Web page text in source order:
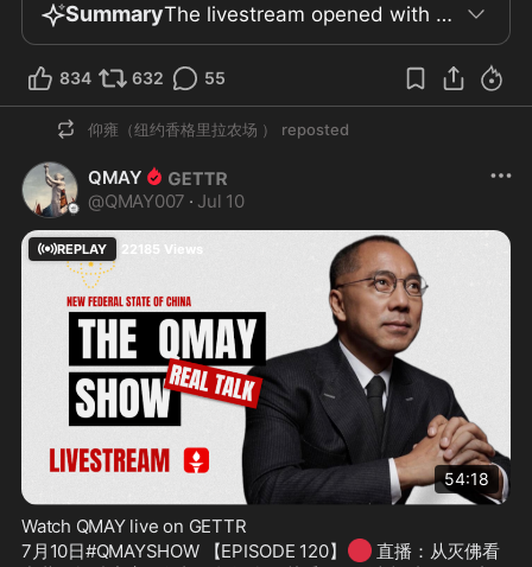
Summary The livestream opened with a detailed account of the 1975 Banqiao Dam disaster in Henan, China. Built in 1952 with inadequate engineering and completed in just 14 months, the dam catastrophically failed during Typhoon Nina after days of extreme rainfall that far exceeded design limits. Initial requests to release water were denied, and floodgates became blocked by silt, preventing effective discharge. The collapse unleashed 700 million cubic meters of water at high speed, destroying over 61 additional dams downstream, flooding 12,000 square kilometers, and leaving more than a million people stranded. Secondary deaths from disease and famine followed, bringing the estimated total death toll to around 240,000. For decades, information about the disaster was tightly controlled; reports were censored, journalists were barred from the area, and survivor communications were intercepted. The incident remained little known until 1987, with official archives only declassified in 2005. To this day, there is no monument or museum commemorating the victims. The discussion expanded to recent and ongoing natural disasters in China, citing floods in multiple provinces such as Henan, Guangxi, and others, and challenging the reliability of official casualty figures. The speakers criticized the Chinese Communist Party’s strict information control, arguing that true disaster information is suppressed and only approved narratives are publicized. They asserted that, unlike in the United States—where both governmental and grassroots rescue efforts exist—independent rescue organizations are largely absent in China due to official prohibitions. The conversation further addressed digital censorship, the widespread use of VPNs to bypass China’s firewall, and noted that despite being banned in China, foreign platforms like Meta and Twitter receive substantial advertising revenue from Chinese sources. It was also highlighted—via reference to whistleblower testimony—that Twitter had, at one point, at least one Chinese Ministry of State Security agent on staff and that foreign platforms sometimes comply with CCP requests on content and data. Within this context, the Getter platform positioned itself as a two-way conduit for information: enabling both the flow of domestic Chinese information to the outside world and the delivery of outside perspectives to users inside China’s firewall. The platform emphasizes that it neither collects nor sells user data and requires no registration to view content. It claims to have supported over 50,000 people during the COVID-19 pandemic through the spread of authentic information. Technical improvements—such as new live-streaming features—and the reliance on volunteer support were underscored as crucial to maintaining the platform’s role. The broadcast concluded with news that a legal appeal notice had been filed for 'Brother Qi', while the content of the appeal is still forthcoming, and with a community-wide tribute to 'Mischievous Comrade', ending in a call for continued solidarity and feedback to strengthen the Getter platform.
834 632 55
仰雍（纽约香格里拉农场 ） reposted
QMAY
@QMAY007 · Jul 10
Watch QMAY live on GETTR
7月10日#QMAYSHOW 【EPISODE 120】 🔴 直播：从灭佛看
REPLAY 22185 Views
54:18